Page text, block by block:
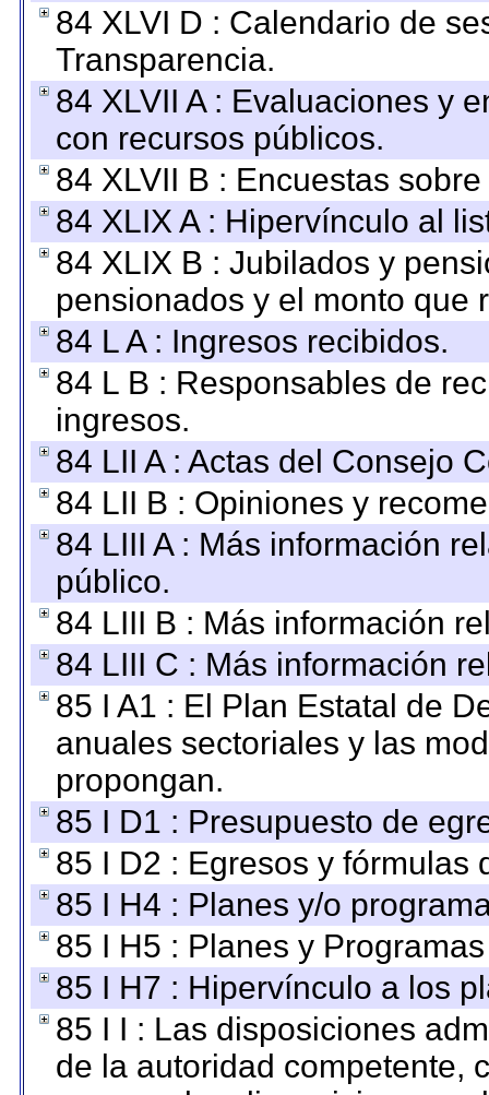
84 XLVI D : Calendario de
Transparencia.
84 XLVII A : Evaluaciones y
con recursos públicos.
84 XLVII B : Encuestas
84 XLIX A : Hipervínculo al
84 XLIX B : Jubilados y
pensionados y el monto que
84 L A : Ingresos recibidos.
84 L B : Responsables de
ingresos.
84 LII A : Actas del Consejo
84 LII B : Opiniones y
84 LIII A : Más información
público.
84 LIII B : Más información
84 LIII C : Más información
85 I A1 : El Plan Estatal de
anuales sectoriales y las
propongan.
85 I D1 : Presupuesto de
85 I D2 : Egresos y fórmulas
85 I H4 : Planes y/o
85 I H5 : Planes y
85 I H7 : Hipervínculo a los
85 I I : Las disposiciones
de la autoridad competente,